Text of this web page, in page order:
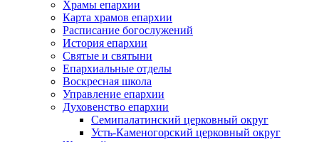
Храмы епархии
Карта храмов епархии
Расписание богослужений
История епархии
Святые и святыни
Епархиальные отделы
Воскресная школа
Управление епархии
Духовенство епархии
Семипалатинский церковный округ
Усть-Каменогорский церковный округ